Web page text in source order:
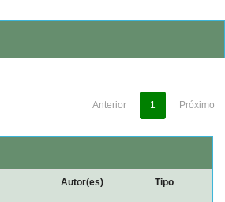
Anterior 1 Próximo
Autor(es) Tipo